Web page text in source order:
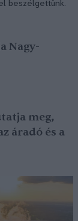
beszélgettünk.
Nagy-
meg,
áradó és a